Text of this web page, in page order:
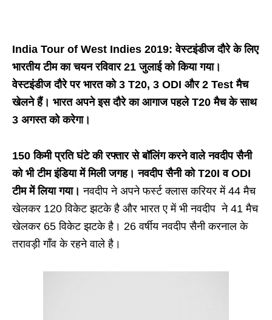
India Tour of West Indies 2019: वेस्टइंडीज दौरे के लिए
भारतीय टीम का चयन रविवार 21 जुलाई को किया गया।
वेस्टइंडीज दौरे पर भारत को 3 T20, 3 ODI और 2 Test मैच
खेलने हैं। भारत अपने इस दौरे का आगाज पहले T20 मैच के साथ
3 अगस्त को करेगा।
150 किमी प्रति घंटे की रफ्तार से बॉलिंग करने वाले नवदीप सैनी
को भी टीम इंडिया में मिली जगह। नवदीप सैनी को T20I व ODI
टीम में लिया गया। नवदीप ने अपने फर्स्ट क्लास करियर में 44 मैच
खेलकर 120 विकेट झटके है और भारत ए में भी नवदीप ने 41 मैच
खेलकर 65 विकेट झटके है। 26 वर्षीय नवदीप सैनी करनाल के
तरावड़ी गाँव के रहने वाले है।